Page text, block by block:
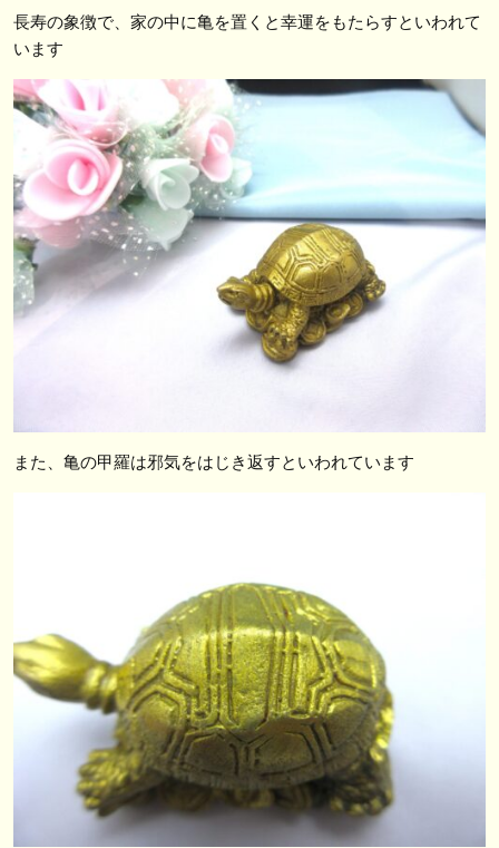
長寿の象徴で、家の中に亀を置くと幸運をもたらすといわれて
います
また、亀の甲羅は邪気をはじき返すといわれています